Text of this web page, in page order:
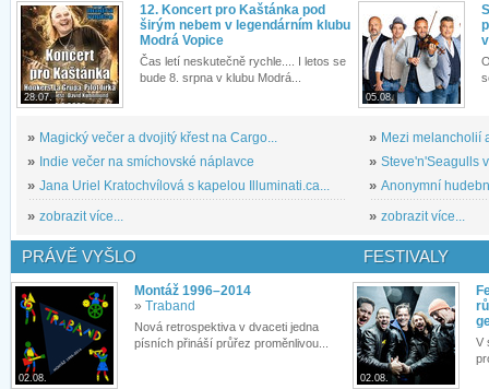
28.07.
12. Koncert pro Kaštánka pod
širým nebem v legendárním klubu
Modrá Vopice
Čas letí neskutečně rychle.... I letos se
bude 8. srpna v klubu Modrá...
» Magický večer a dvojitý křest na Cargo...
» Indie večer na smíchovské náplavce
» Jana Uriel Kratochvílová s kapelou Illuminati.ca...
» zobrazit více...
05.08.
» Mezi melancholií
» Steve'n'Seagulls
» Anonymní
» zobrazit více...
PRÁVĚ VYŠLO
02.08.
Montáž 1996–2014
» Traband
Nová retrospektiva v dvaceti jedna
písních přináší průřez proměnlivou...
FESTIVALY
02.08.
V